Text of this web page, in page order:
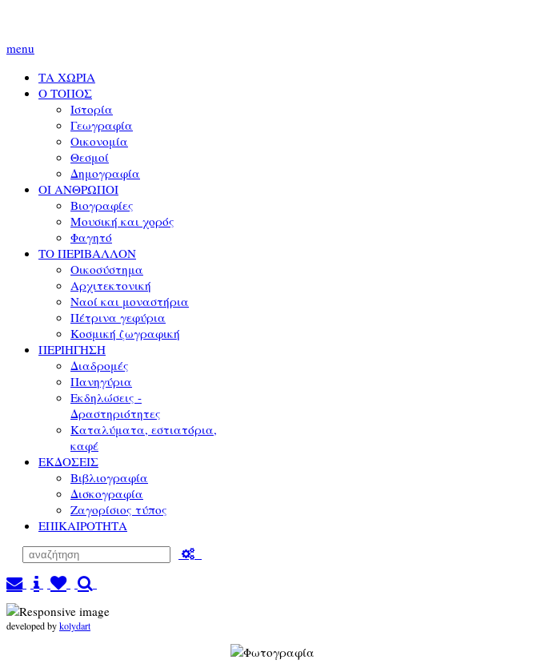
menu
ΤΑ ΧΩΡΙΑ
Ο ΤΟΠΟΣ
Ιστορία
Γεωγραφία
Οικονομία
Θεσμοί
Δημογραφία
ΟΙ ΑΝΘΡΩΠΟΙ
Βιογραφίες
Μουσική και χορός
Φαγητό
ΤΟ ΠΕΡΙΒΑΛΛΟΝ
Οικοσύστημα
Αρχιτεκτονική
Ναοί και μοναστήρια
Πέτρινα γεφύρια
Κοσμική ζωγραφική
ΠΕΡΙΗΓΗΣΗ
Διαδρομές
Πανηγύρια
Εκδηλώσεις -
Δραστηριότητες
Καταλύματα, εστιατόρια,
καφέ
ΕΚΔΟΣΕΙΣ
Βιβλιογραφία
Δισκογραφία
Ζαγορίσιος τύπος
ΕΠΙΚΑΙΡΟΤΗΤΑ
developed bykolydart